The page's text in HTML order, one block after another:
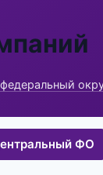
ФО